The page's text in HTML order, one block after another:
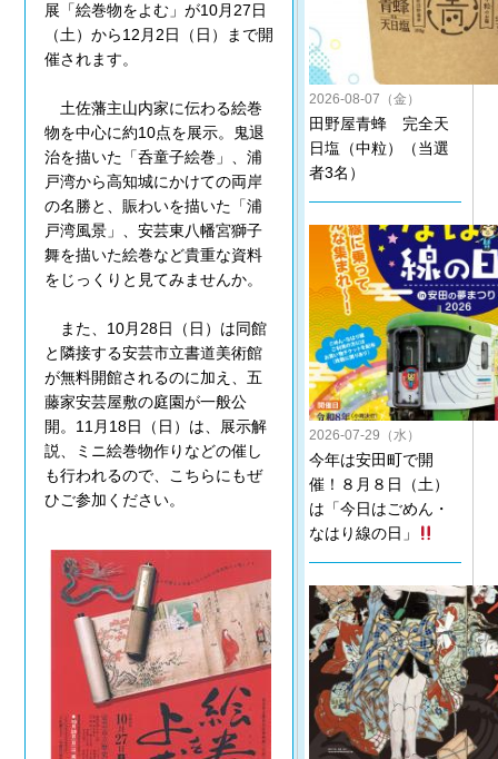
展「絵巻物をよむ」が10月27日
（土）から12月2日（日）まで開
催されます。
土佐藩主山内家に伝わる絵巻
物を中心に約10点を展示。鬼退
治を描いた「呑童子絵巻」、浦
戸湾から高知城にかけての両岸
の名勝と、賑わいを描いた「浦
戸湾風景」、安芸東八幡宮獅子
舞を描いた絵巻など貴重な資料
をじっくりと見てみませんか。
また、10月28日（日）は同館
と隣接する安芸市立書道美術館
が無料開館されるのに加え、五
藤家安芸屋敷の庭園が一般公
開。11月18日（日）は、展示解
説、ミニ絵巻物作りなどの催し
も行われるので、こちらにもぜ
ひご参加ください。
2026-08-07（金）
田野屋青蜂 完全天
日塩（中粒）（当選
者3名）
2026-07-29（水）
今年は安田町で開
催！８月８日（土）
は「今日はごめん・
なはり線の日」